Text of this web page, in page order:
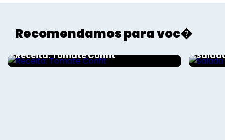
Recomendamos para voc�
Gourmet - Roberto Augusto
Receita: Tomate Confit